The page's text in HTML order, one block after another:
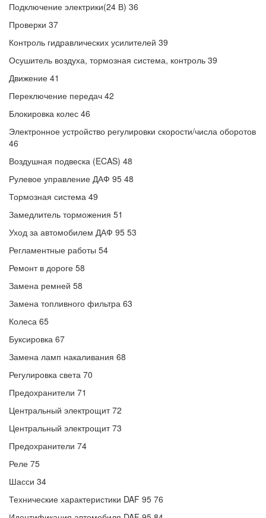
Подключение электрики(24 В) 36
Проверки 37
Контроль гидравлических усилителей 39
Осушитель воздуха, тормозная система, контроль 39
Движение 41
Переключение передач 42
Блокировка колес 46
Электронное устройство регулировки скорости/числа оборотов
46
Воздушная подвеска (ECAS) 48
Рулевое управление ДАФ 95 48
Тормозная система 49
Замедлитель торможения 51
Уход за автомобилем ДАФ 95 53
Регламентные работы 54
Ремонт в дороге 58
Замена ремней 58
Замена топливного фильтра 63
Колеса 65
Буксировка 67
Замена ламп накаливания 68
Регулировка света 70
Предохранители 71
Центральный электрощит 72
Центральный электрощит 73
Предохранители 74
Реле 75
Шасси 34
Технические характеристики DAF 95 76